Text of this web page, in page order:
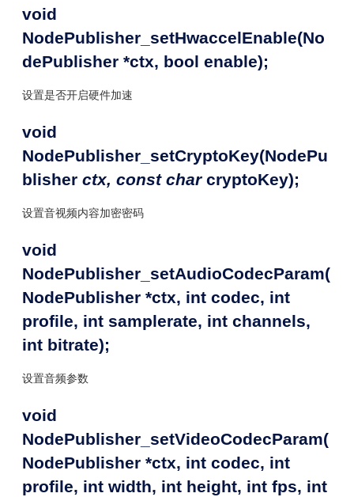
void
NodePublisher_setHwaccelEnable(No
dePublisher *ctx, bool enable);
设置是否开启硬件加速
void
NodePublisher_setCryptoKey(NodePu
blisher ctx, const char cryptoKey);
设置音视频内容加密密码
void
NodePublisher_setAudioCodecParam(
NodePublisher *ctx, int codec, int
profile, int samplerate, int channels,
int bitrate);
设置音频参数
void
NodePublisher_setVideoCodecParam(
NodePublisher *ctx, int codec, int
profile, int width, int height, int fps, int